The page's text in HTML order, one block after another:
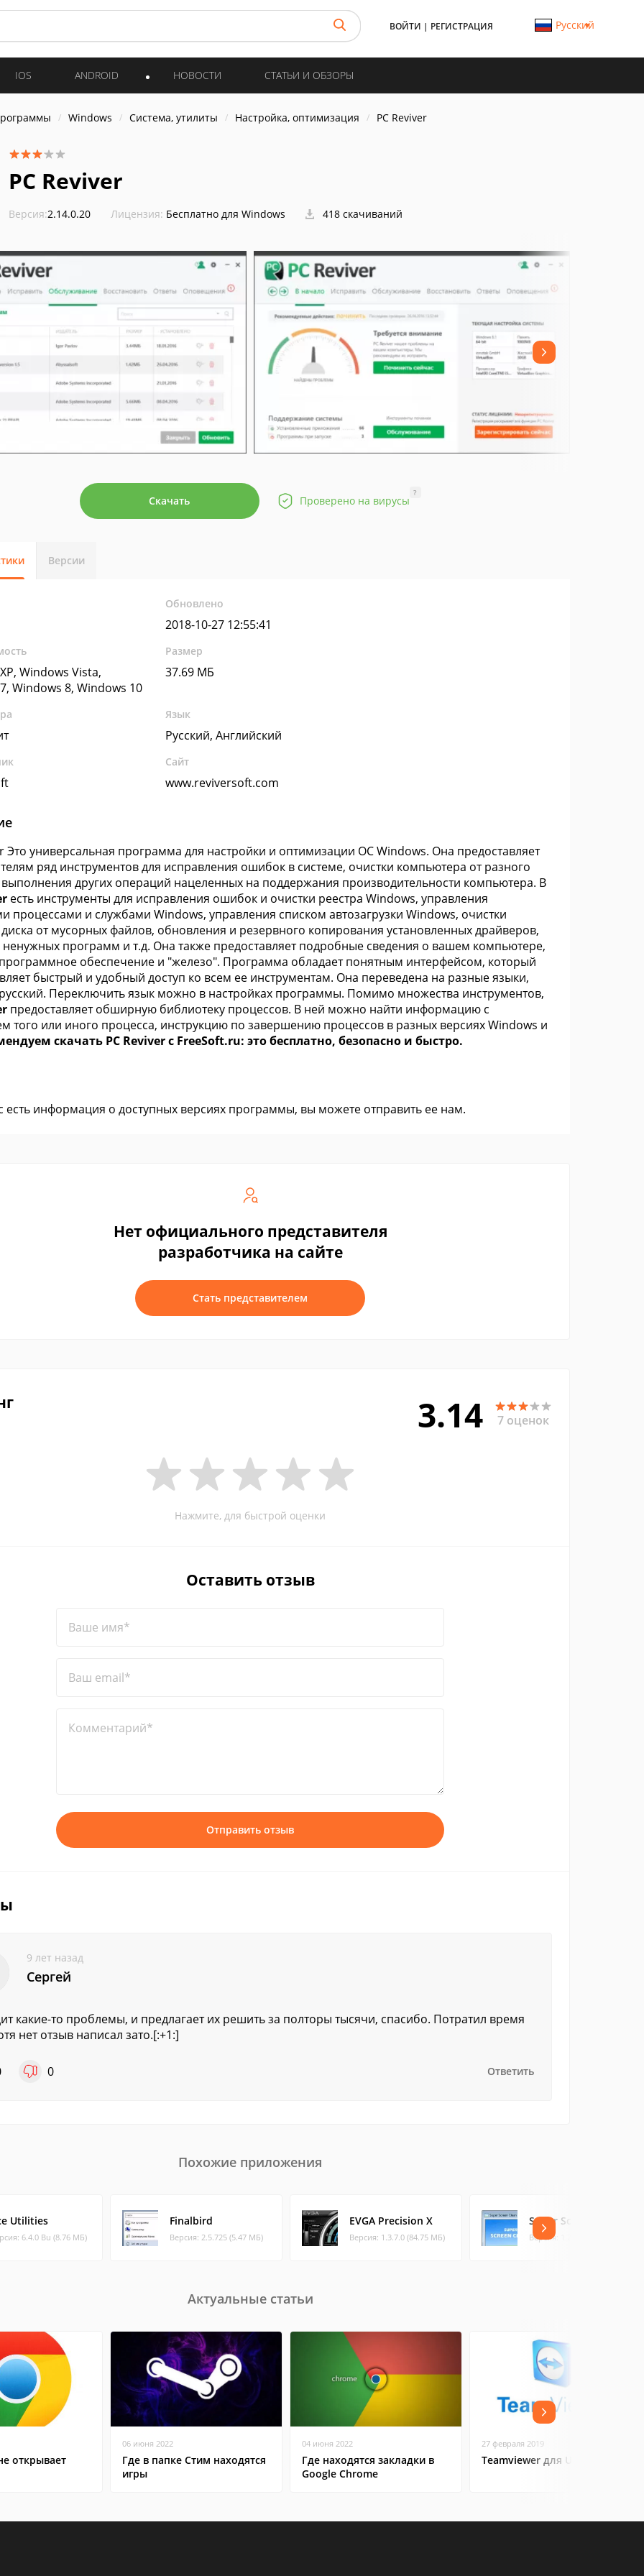
ВОЙТИ | РЕГИСТРАЦИЯ Русский
IOS ANDROID НОВОСТИ СТАТЬИ И ОБЗОРЫ
Windows Система, утилиты Настройка, оптимизация PC Reviver
PC Reviver
Версия:2.14.0.20 Лицензия: Бесплатно для Windows 418 скачиваний
Скачать Проверено на вирусы
?
Версии
Обновлено
2018-10-27 12:55:41
Windows Vista,
Windows 8, Windows 10
Размер
37.69 МБ
Язык
Русский, Английский
Сайт
www.reviversoft.com
Это универсальная программа для настройки и оптимизации ОС Windows. Она предоставляет
ряд инструментов для исправления ошибок в системе, очистки компьютера от разного
других операций нацеленных на поддержания производительности компьютера. В
есть инструменты для исправления ошибок и очистки реестра Windows, управления
процессами и службами Windows, управления списком автозагрузки Windows, очистки
диска от мусорных файлов, обновления и резервного копирования установленных драйверов,
ненужных программ и т.д. Она также предоставляет подробные сведения о вашем компьютере,
обеспечение и "железо". Программа обладает понятным интерфейсом, который
быстрый и удобный доступ ко всем ее инструментам. Она переведена на разные языки,
Переключить язык можно в настройках программы. Помимо множества инструментов,
предоставляет обширную библиотеку процессов. В ней можно найти информацию с
того или иного процесса, инструкцию по завершению процессов в разных версиях Windows и
скачать PC Reviver с FreeSoft.ru: это бесплатно, безопасно и быстро.
есть информация о доступных версиях программы, вы можете отправить ее нам.
Нет официального представителя
разработчика на сайте
Стать представителем
3.14 7 оценок
Нажмите, для быстрой оценки
Оставить отзыв
Ваше имя*
Ваш email*
Комментарий*
Отправить отзыв
9 лет назад
Сергей
какие-то проблемы, и предлагает их решить за полторы тысячи, спасибо. Потратил время
нет отзыв написал зато.[:+1:]
0 Ответить
Похожие приложения
Utilities
6.4.0 Bu (8.76 МБ)
Finalbird
Версия: 2.5.725 (5.47 МБ)
EVGA Precision X
Версия: 1.3.7.0 (84.75 МБ)
Super Screen Clean
Версия: 1.2.0 (2.5 МБ)
Актуальные статьи
открывает
06 июня 2022
Где в папке Стим находятся
игры
04 июня 2022
Где находятся закладки в
Google Chrome
27 февраля 2019
Teamviewer для Ubuntu